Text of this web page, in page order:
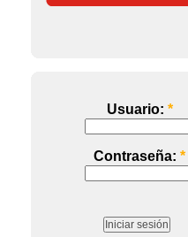
Usuario: *
Contraseña: *